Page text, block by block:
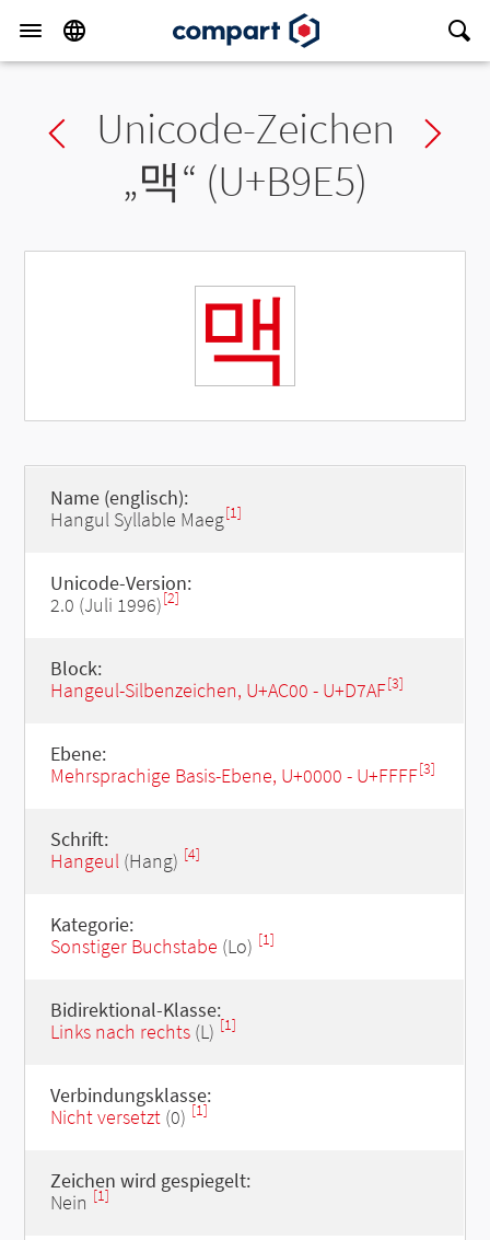
Previous char
Unicode-Zeichen
„맥“ (U+B9E5)
맥
Name (englisch):
Hangul Syllable Maeg[1]
Unicode-Version:
2.0 (Juli 1996)[2]
Block:
Hangeul-Silbenzeichen, U+AC00 - U+D7AF[3]
Ebene:
Mehrsprachige Basis-Ebene, U+0000 - U+FFFF[3]
Schrift:
Hangeul(Hang) [4]
Kategorie:
Sonstiger Buchstabe (Lo) [1]
Bidirektional-Klasse:
Links nach rechts(L) [1]
Verbindungsklasse:
Nicht versetzt(0) [1]
Zeichen wird gespiegelt:
Nein [1]